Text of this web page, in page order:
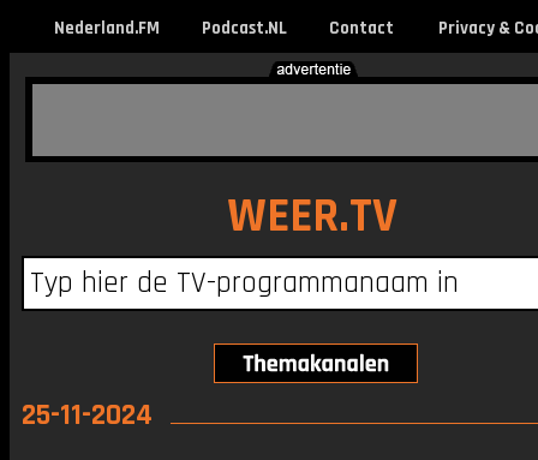
Nederland.FM Podcast.NL Contact Privacy &
WEER.TV
25-11-2024